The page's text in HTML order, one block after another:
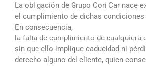
La obligación de Grupo Cori Car nace
el cumplimiento de dichas condiciones
En consecuencia,
la falta de cumplimiento de
sin que ello implique caducidad ni
derecho alguno del cliente, quien